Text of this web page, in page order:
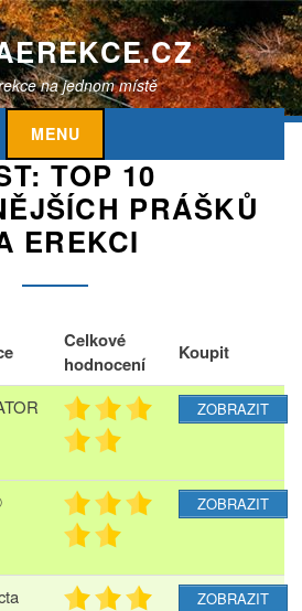
na jednom místě
MENU
TOP 10
PRÁŠKŮ
EREKCI
Celkové
hodnocení
Koupit
ZOBRAZIT
ZOBRAZIT
ZOBRAZIT